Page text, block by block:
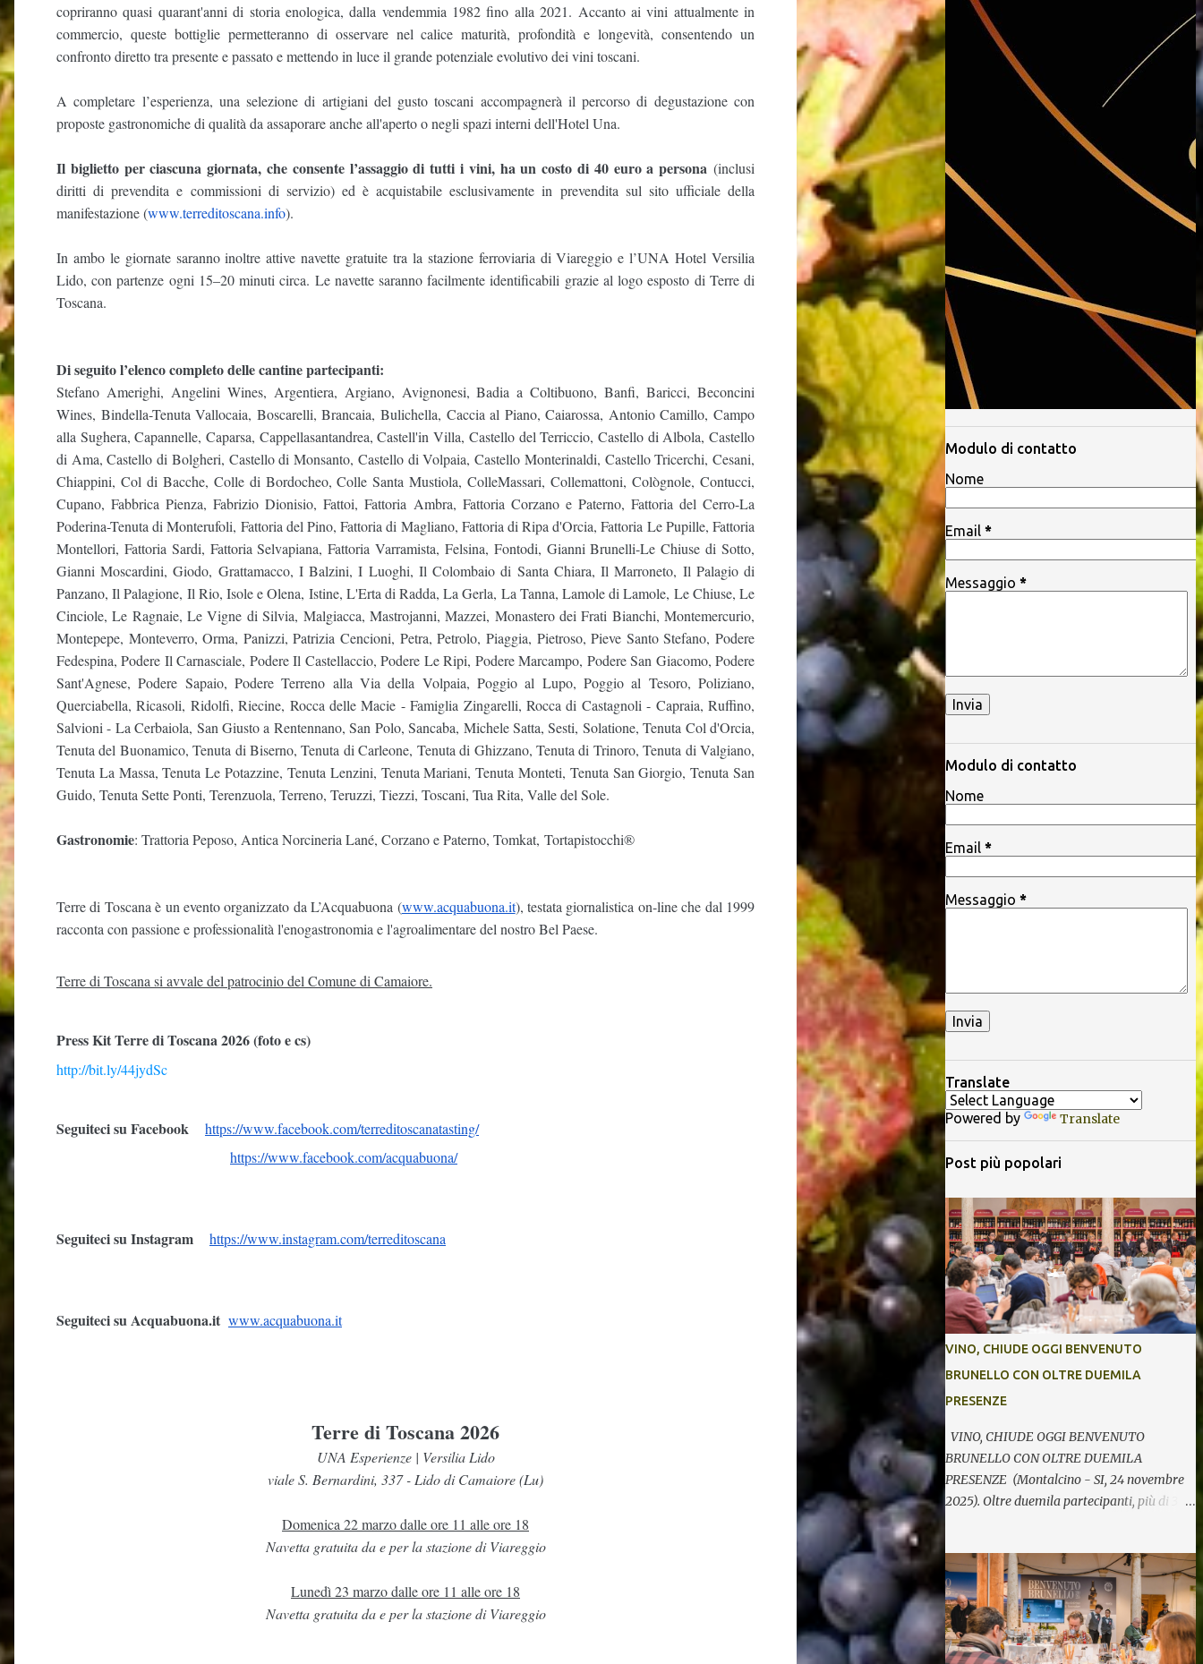
copriranno quasi quarant'anni di storia enologica, dalla vendemmia 1982 fino alla 2021. Accanto ai vini attualmente in
commercio, queste bottiglie permetteranno di osservare nel calice maturità, profondità e longevità, consentendo un
confronto diretto tra presente e passato e mettendo in luce il grande potenziale evolutivo dei vini toscani.
A completare l’esperienza, una selezione di artigiani del gusto toscani accompagnerà il percorso di degustazione con
proposte gastronomiche di qualità da assaporare anche all'aperto o negli spazi interni dell'Hotel Una.
Il biglietto per ciascuna giornata, che consente l’assaggio di tutti i vini, ha un costo di 40 euro a persona (inclusi
diritti di prevendita e commissioni di servizio) ed è acquistabile esclusivamente in prevendita sul sito ufficiale della
manifestazione (www.terreditoscana.info).
In ambo le giornate saranno inoltre attive navette gratuite tra la stazione ferroviaria di Viareggio e l’UNA Hotel Versilia
Lido, con partenze ogni 15–20 minuti circa. Le navette saranno facilmente identificabili grazie al logo esposto di Terre di
Toscana.
Di seguito l’elenco completo delle cantine partecipanti:
Stefano Amerighi, Angelini Wines, Argentiera, Argiano, Avignonesi, Badia a Coltibuono, Banfi, Baricci, Beconcini
Wines, Bindella-Tenuta Vallocaia, Boscarelli, Brancaia, Bulichella, Caccia al Piano, Caiarossa, Antonio Camillo, Campo
alla Sughera, Capannelle, Caparsa, Cappellasantandrea, Castell'in Villa, Castello del Terriccio, Castello di Albola, Castello
di Ama, Castello di Bolgheri, Castello di Monsanto, Castello di Volpaia, Castello Monterinaldi, Castello Tricerchi, Cesani,
Chiappini, Col di Bacche, Colle di Bordocheo, Colle Santa Mustiola, ColleMassari, Collemattoni, Cològnole, Contucci,
Cupano, Fabbrica Pienza, Fabrizio Dionisio, Fattoi, Fattoria Ambra, Fattoria Corzano e Paterno, Fattoria del Cerro-La
Poderina-Tenuta di Monterufoli, Fattoria del Pino, Fattoria di Magliano, Fattoria di Ripa d'Orcia, Fattoria Le Pupille, Fattoria
Montellori, Fattoria Sardi, Fattoria Selvapiana, Fattoria Varramista, Felsina, Fontodi, Gianni Brunelli-Le Chiuse di Sotto,
Gianni Moscardini, Giodo, Grattamacco, I Balzini, I Luoghi, Il Colombaio di Santa Chiara, Il Marroneto, Il Palagio di
Panzano, Il Palagione, Il Rio, Isole e Olena, Istine, L'Erta di Radda, La Gerla, La Tanna, Lamole di Lamole, Le Chiuse, Le
Cinciole, Le Ragnaie, Le Vigne di Silvia, Malgiacca, Mastrojanni, Mazzei, Monastero dei Frati Bianchi, Montemercurio,
Montepepe, Monteverro, Orma, Panizzi, Patrizia Cencioni, Petra, Petrolo, Piaggia, Pietroso, Pieve Santo Stefano, Podere
Fedespina, Podere Il Carnasciale, Podere Il Castellaccio, Podere Le Ripi, Podere Marcampo, Podere San Giacomo, Podere
Sant'Agnese, Podere Sapaio, Podere Terreno alla Via della Volpaia, Poggio al Lupo, Poggio al Tesoro, Poliziano,
Querciabella, Ricasoli, Ridolfi, Riecine, Rocca delle Macie - Famiglia Zingarelli, Rocca di Castagnoli - Capraia, Ruffino,
Salvioni - La Cerbaiola, San Giusto a Rentennano, San Polo, Sancaba, Michele Satta, Sesti, Solatione, Tenuta Col d'Orcia,
Tenuta del Buonamico, Tenuta di Biserno, Tenuta di Carleone, Tenuta di Ghizzano, Tenuta di Trinoro, Tenuta di Valgiano,
Tenuta La Massa, Tenuta Le Potazzine, Tenuta Lenzini, Tenuta Mariani, Tenuta Monteti, Tenuta San Giorgio, Tenuta San
Guido, Tenuta Sette Ponti, Terenzuola, Terreno, Teruzzi, Tiezzi, Toscani, Tua Rita, Valle del Sole.
Gastronomie: Trattoria Peposo, Antica Norcineria Lané, Corzano e Paterno, Tomkat, Tortapistocchi®
Terre di Toscana è un evento organizzato da L’Acquabuona (www.acquabuona.it), testata giornalistica on-line che dal 1999
racconta con passione e professionalità l'enogastronomia e l'agroalimentare del nostro Bel Paese.
Terre di Toscana si avvale del patrocinio del Comune di Camaiore.
Press Kit Terre di Toscana 2026 (foto e cs)
http://bit.ly/44jydSc
Seguiteci su Facebook https://www.facebook.com/terreditoscanatasting/
https://www.facebook.com/acquabuona/
Seguiteci su Instagram https://www.instagram.com/terreditoscana
Seguiteci su Acquabuona.it www.acquabuona.it
Terre di Toscana 2026
UNA Esperienze | Versilia Lido
viale S. Bernardini, 337 - Lido di Camaiore (Lu)
Domenica 22 marzo dalle ore 11 alle ore 18
Navetta gratuita da e per la stazione di Viareggio
Lunedì 23 marzo dalle ore 11 alle ore 18
Navetta gratuita da e per la stazione di Viareggio
Modulo di contatto
Nome
Email *
Messaggio *
Modulo di contatto
Nome
Email *
Messaggio *
Translate
Powered by Translate
Post più popolari
VINO, CHIUDE OGGI BENVENUTO
BRUNELLO CON OLTRE DUEMILA
PRESENZE
VINO, CHIUDE OGGI BENVENUTO
BRUNELLO CON OLTRE DUEMILA
PRESENZE (Montalcino - SI, 24 novembre
2025). Oltre duemila partecipanti, più di 370
edizione di Benvenuto Brunello, l’annuale
evento di presentazione delle nuove annate
del principe dei rossi toscani a cura del
Consorzio del vino Brunello di Montalcino.
In assaggio nei calici, il millesimo 2021, la